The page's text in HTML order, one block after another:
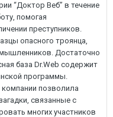
“Доктор Веб” в течение
помогая
преступников.
опасного троянца,
Достаточно
база Dr.Web содержит
программы.
позволила
связанные с
многих участников